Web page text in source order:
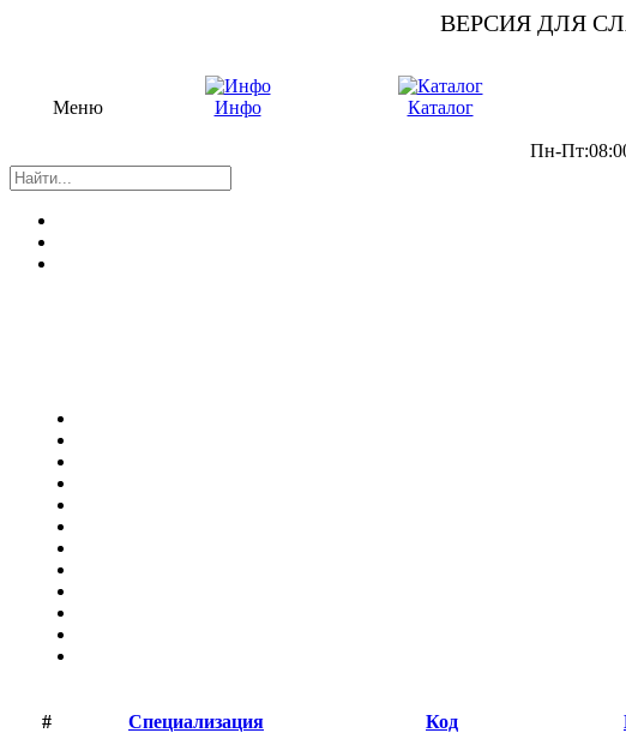
ВЕРСИЯ ДЛЯ
Меню Инфо Каталог
Пн-
#
Специализация Код